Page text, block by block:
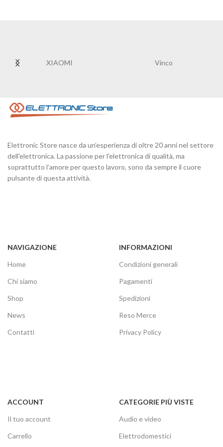
XIAOMI Vinco
Elettronic Store nasce da un’esperienza di oltre 20 anni nel settore
dell'elettronica. La passione per l'elettronica di qualità, ma
soprattutto l’amore per questo lavoro, sono da sempre il cuore
pulsante di questa attività.
NAVIGAZIONE
Home
Chi siamo
Shop
News
Contatti
INFORMAZIONI
Condizioni generali
Pagamenti
Spedizioni
Reso Merce
Privacy Policy
ACCOUNT
Il tuo account
Carrello
CATEGORIE PIÙ VISTE
Audio e video
Elettrodomestici